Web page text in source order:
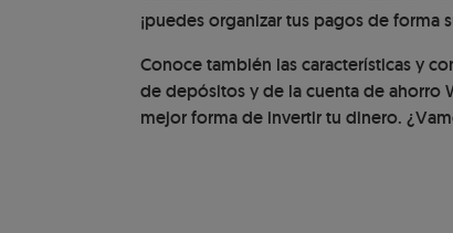
¡puedes organizar tus pagos de forma
Conoce también las características y
de depósitos y de la cuenta de ahorro
mejor forma de invertir tu dinero.